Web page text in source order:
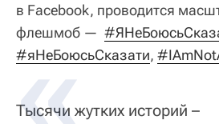
в Facebook, проводится
флешмоб —
#яНеБоюсьСказати,
Тысячи жутких историй –